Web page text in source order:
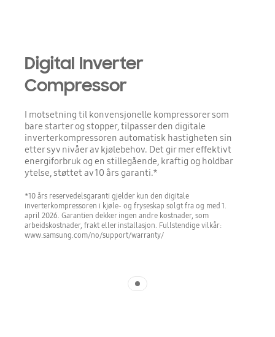
Digital Inverter
Compressor
I motsetning til konvensjonelle kompressorer som
bare starter og stopper, tilpasser den digitale
inverterkompressoren automatisk hastigheten sin
etter syv nivåer av kjølebehov. Det gir mer effektivt
energiforbruk og en stillegående, kraftig og holdbar
ytelse, støttet av 10 års garanti.*
*10 års reservedelsgaranti gjelder kun den digitale
inverterkompressoren i kjøle- og fryseskap solgt fra og med 1.
april 2026. Garantien dekker ingen andre kostnader, som
arbeidskostnader, frakt eller installasjon. Fullstendige vilkår:
www.samsung.com/no/support/warranty/